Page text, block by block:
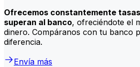
Ofrecemos constantemente
superan al banco, ofreciéndote el
dinero. Compáranos con tu banco
diferencia.
Envía más